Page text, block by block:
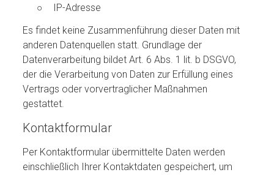
IP-Adresse
Es findet keine Zusammenführung dieser Daten mit
anderen Datenquellen statt. Grundlage der
Datenverarbeitung bildet Art. 6 Abs. 1 lit. b DSGVO,
der die Verarbeitung von Daten zur Erfüllung eines
Vertrags oder vorvertraglicher Maßnahmen
gestattet.
Kontaktformular
Per Kontaktformular übermittelte Daten werden
einschließlich Ihrer Kontaktdaten gespeichert, um